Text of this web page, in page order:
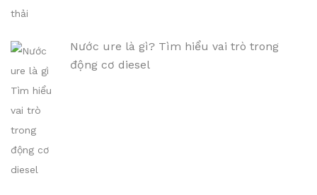
Nước ure là gì? Tìm hiểu vai trò trong
động cơ diesel